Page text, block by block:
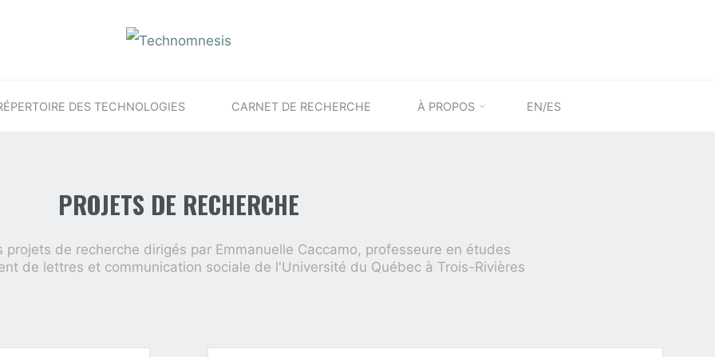
DES TECHNOLOGIES CARNET DE RECHERCHE À PROPOS EN/ES
PROJETS DE RECHERCHE
projets de recherche dirigés par Emmanuelle Caccamo, professeure en études
de lettres et communication sociale de l'Université du Québec à Trois-Rivières